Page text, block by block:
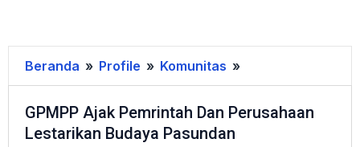
Beranda » Profile » Komunitas »
Ajak
Pemrintah
GPMPP Ajak Pemrintah Dan Perusahaan
Lestarikan Budaya Pasundan